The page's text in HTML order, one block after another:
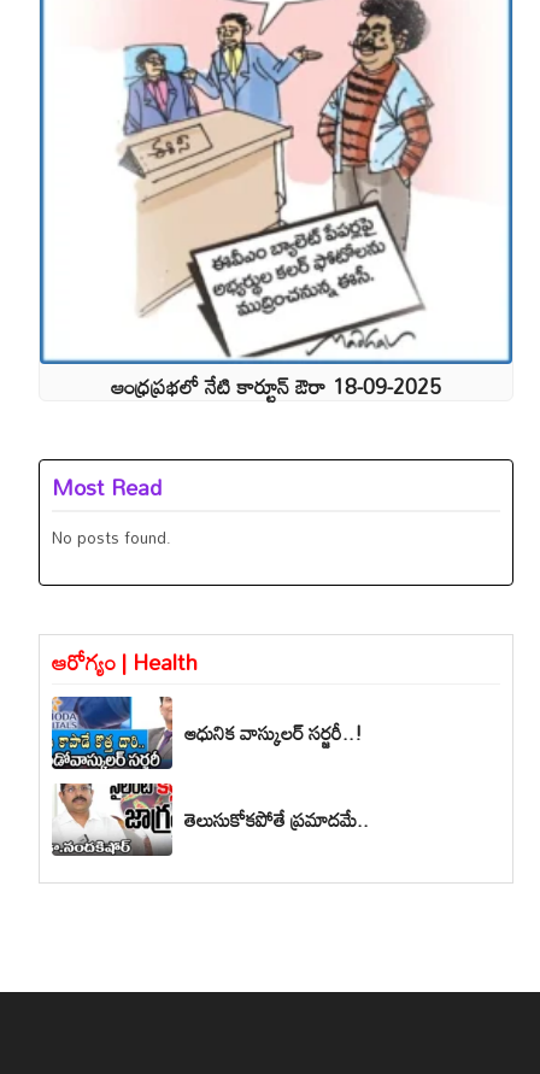
ఆంధ్రప్రభలో నేటి కార్టూన్ ఔరా 18-09-2025
Most Read
No posts found.
ఆరోగ్యం | Health
ఆధునిక వాస్కులర్ సర్జరీ..!
తెలుసుకోకపోతే ప్రమాదమే..